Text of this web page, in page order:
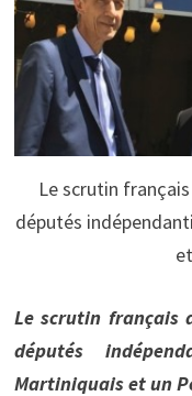
Le scrutin
députés
Le scrutin français
députés
Martiniquais et un